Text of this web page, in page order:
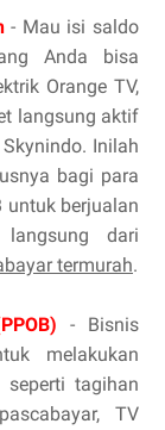
- Mau isi saldo
Anda bisa
Orange TV,
langsung aktif
Inilah
bagi para
untuk berjualan
dari
termurah.
- Bisnis
melakukan
seperti tagihan
TV